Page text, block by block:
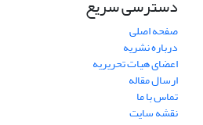
دسترسی سریع
صفحه اصلی
درباره نشریه
اعضای هیات تحریریه
ارسال مقاله
تماس با ما
نقشه سایت